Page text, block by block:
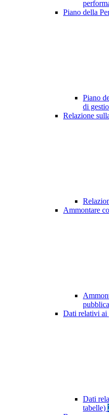
Piano della
Piano
di
Relazione
Ammontare
Dati relativi ai
Dati
tabelle)